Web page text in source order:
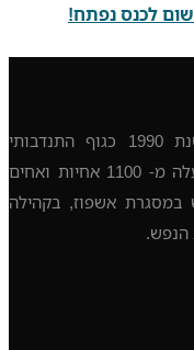
לכנס נפתח!
העמותה לסיעוד פסיכיאטרי הוקמה בשנת 1990 כגוף התנדבותי
א-פוליטי ללא מטרות רווח, בעמותה למעלה מ- 1100 אחיות ואחים
במסגרת אשפוז, בקהילה
הנפש.